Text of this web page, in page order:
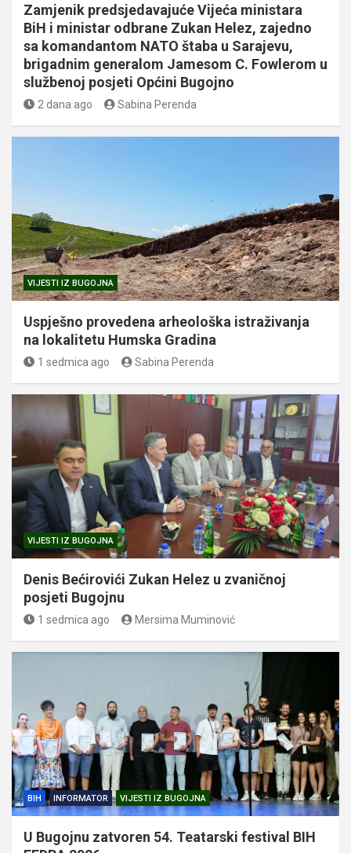
Zamjenik predsjedavajuće Vijeća ministara
BiH i ministar odbrane Zukan Helez, zajedno
sa komandantom NATO štaba u Sarajevu,
brigadnim generalom Jamesom C. Fowlerom u
službenoj posjeti Općini Bugojno
2 dana ago Sabina Perenda
VIJESTI IZ BUGOJNA
Uspješno provedena arheološka istraživanja
na lokalitetu Humska Gradina
1 sedmica ago Sabina Perenda
VIJESTI IZ BUGOJNA
Denis Bećirovići Zukan Helez u zvaničnoj
posjeti Bugojnu
1 sedmica ago Mersima Muminović
BIH INFORMATOR VIJESTI IZ BUGOJNA
U Bugojnu zatvoren 54. Teatarski festival BIH